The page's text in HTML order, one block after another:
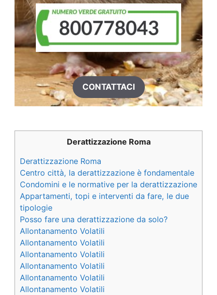
CONTATTACI
Derattizzazione Roma
Derattizzazione Roma
Centro città, la derattizzazione è fondamentale
Condomini e le normative per la derattizzazione
Appartamenti, topi e interventi da fare, le due
tipologie
Posso fare una derattizzazione da solo?
Allontanamento Volatili
Allontanamento Volatili
Allontanamento Volatili
Allontanamento Volatili
Allontanamento Volatili
Allontanamento Volatili